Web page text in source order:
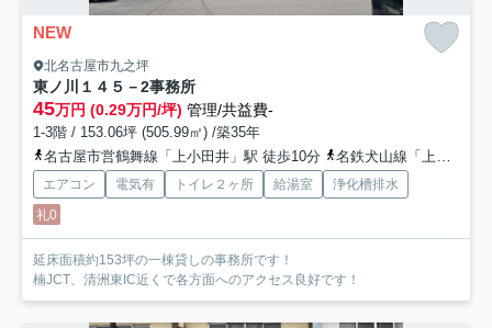
NEW
北名古屋市九之坪
東ノ川１４５－2事務所
45万円 (0.29万円/坪) 管理/共益費-
1-3階 / 153.06坪 (505.99㎡) /築35年
名古屋市営鶴舞線「上小田井」駅 徒歩10分
名鉄犬山線「上小田井」駅 徒歩10分
エアコン 電気有 トイレ２ヶ所 給湯室
浄化槽排水
礼0
延床面積約153坪の一棟貸しの事務所です！
楠JCT、清洲東IC近くで各方面へのアクセス良好です！